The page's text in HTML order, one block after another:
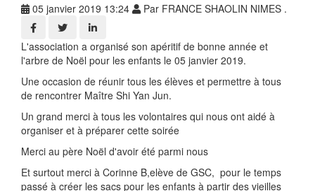
05 janvier 2019 13:24 Par FRANCE SHAOLIN NIMES .
L'association a organisé son apéritif de bonne année et
l'arbre de Noël pour les enfants le 05 janvier 2019.
Une occasion de réunir tous les élèves et permettre à tous
de rencontrer Maître Shi Yan Jun.
Un grand merci à tous les volontaires qui nous ont aidé à
organiser et à préparer cette soirée
Merci au père Noël d'avoir été parmi nous
Et surtout merci à Corinne B,elève de GSC, pour le temps
passé à créer les sacs pour les enfants à partir des vieilles